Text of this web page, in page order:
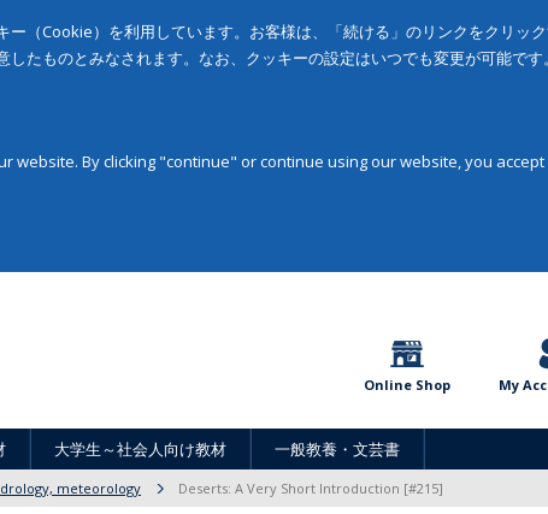
（Cookie）を利用しています。お客様は、「続ける」のリンクをクリッ
たものとみなされます。なお、クッキーの設定はいつでも変更が可能です。
website. By clicking "continue" or continue using our website, you
Online Shop My
大学生～社会人向け教材 一般教養・文芸書
meteorology Deserts: A Very Short Introduction [#215]